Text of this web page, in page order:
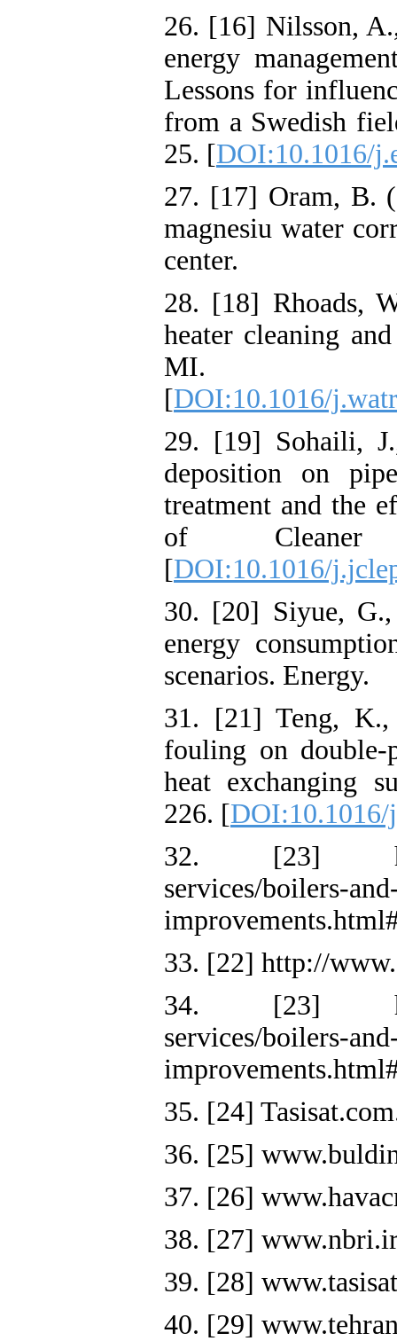
26. [16] Nilsson,
energy
Lessons for
from a Swedish
25. [DOI:10.1016/
27. [17] Oram, B.
magnesiu water
center.
28. [18] Rhoads,
heater cleaning
MI.
[DOI:10.1016/
29. [19] Sohaili,
deposition on
treatment and the
of Cleaner
[DOI:10.1016/
30. [20] Siyue,
energy
scenarios. Energy.
31. [21] Teng, K.,
fouling on double-
heat exchanging
226. [DOI:10.1016/
32. [23] https://
services/boilers-
33. [22] http://
34. [23] https://
services/boilers-
35. [24]
36. [25]
37. [26]
38. [27]
39. [28]
40. [29]